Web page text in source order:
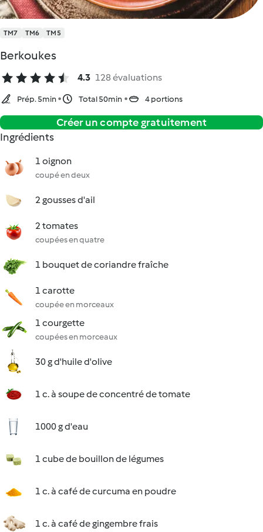
TM7 TM6 TM5
Berkoukes
4.3 128 évaluations
Prép. 5min Total 50min 4 portions
Créer un compte gratuitement
Ingrédients
1 oignon
coupé en deux
2 gousses d'ail
2 tomates
coupées en quatre
1 bouquet de coriandre fraîche
1 carotte
coupée en morceaux
1 courgette
coupées en morceaux
30 g d'huile d'olive
1 c. à soupe de concentré de tomate
1000 g d'eau
1 cube de bouillon de légumes
1 c. à café de curcuma en poudre
1 c. à café de gingembre frais